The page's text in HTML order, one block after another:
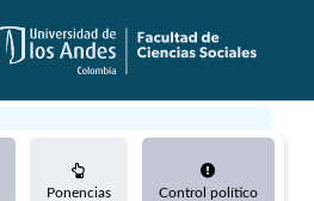
Ponencias Control político